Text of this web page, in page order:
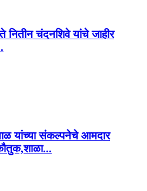
नितीन चंदनशिवे यांचे जाहीर
यांच्या संकल्पनेचे आमदार